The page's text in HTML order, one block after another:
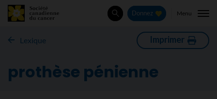
Rechercher
Donnez Menu
Lexique Imprimer
prothèse pénienne